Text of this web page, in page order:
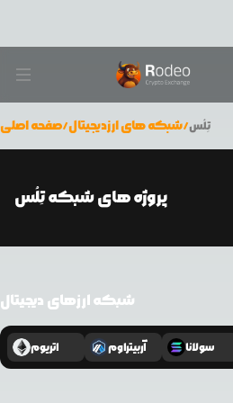
صفحه اصلی/شبکه های ارزدیجیتال/تِلُس
پروژه های شبکه تِلُس
شبکه ارزهای دیجیتال
اتریوم آربیتراوم سولانا